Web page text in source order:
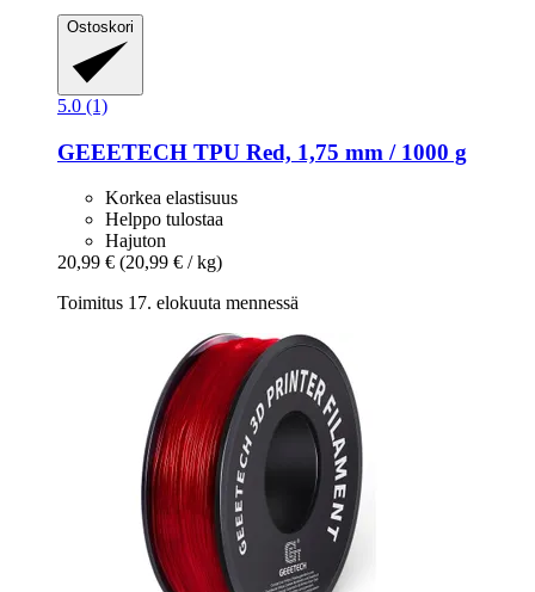
Ostoskori
5.0 (1)
GEEETECH TPU Red, 1,75 mm / 1000 g
Korkea elastisuus
Helppo tulostaa
Hajuton
20,99 € (20,99 € / kg)
Toimitus 17. elokuuta mennessä